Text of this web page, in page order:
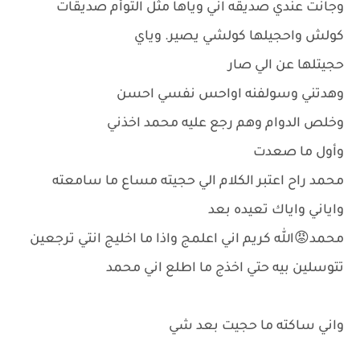
وجانت عندي صديقه اني وياها مثل التوأم صديقات
كولش واحجيلها كولشي يصير. وياي
حجيتلها عن الي صار
وهدتني وسولفنه اواحس نفسي احسن
وخلص الدوام وهم رجع عليه محمد اخذني
وأول ما صعدت
محمد راح اعتبر الكلام الي حجيته مساع ما سامعته
واياني واياك تعيده بعد
محمد😡الله كريم اني اعلمج واذا ما اخليج انتي ترجعين
تتوسلين بيه حتي اخذج ما اطلع اني محمد
واني ساكته ما حجيت بعد شي